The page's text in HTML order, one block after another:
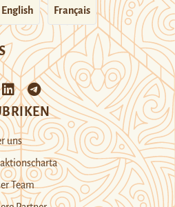
English Français
uns
Team